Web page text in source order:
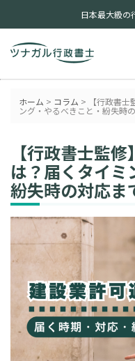
日本最大級の
ホーム > コラム > 【行政書
ング・やるべきこと・紛失時
【行政書士監
は？届くタイミ
紛失時の対応ま